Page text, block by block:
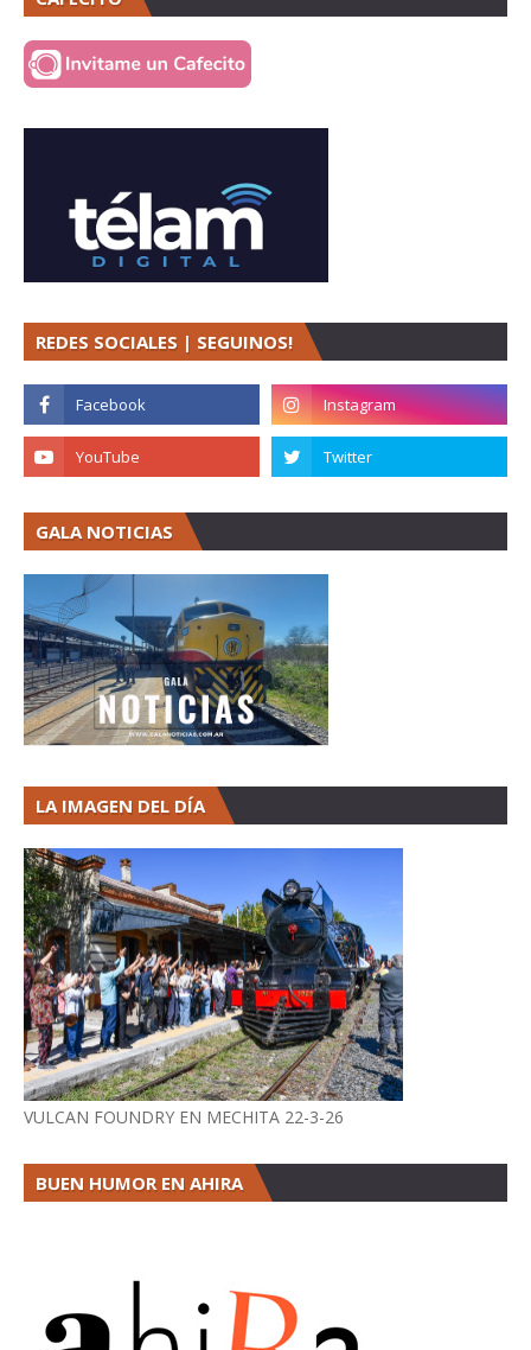
REDES SOCIALES | SEGUINOS!
GALA NOTICIAS
LA IMAGEN DEL DÍA
VULCAN FOUNDRY EN MECHITA 22-3-26
BUEN HUMOR EN AHIRA